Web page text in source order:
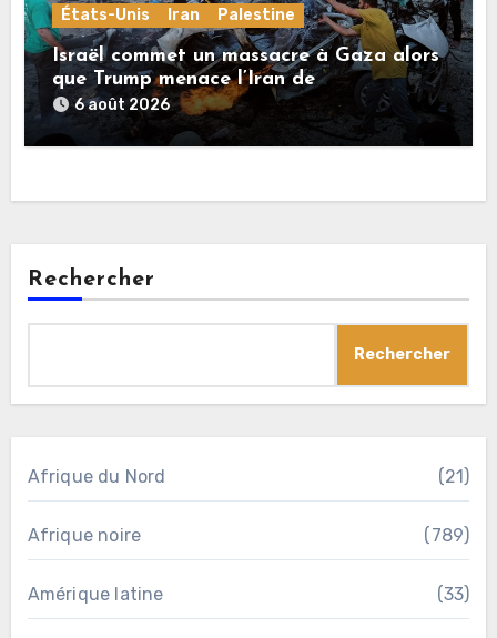
États-Unis Iran Palestine
Israël commet un massacre à Gaza alors
que Trump menace l’Iran de
«décapitation»
6 août 2026
Rechercher
Rechercher
Afrique du Nord (21)
Afrique noire (789)
Amérique latine (33)